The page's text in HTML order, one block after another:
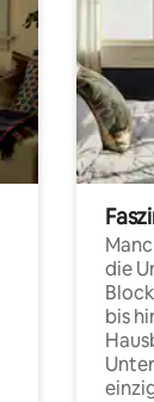
die
bis